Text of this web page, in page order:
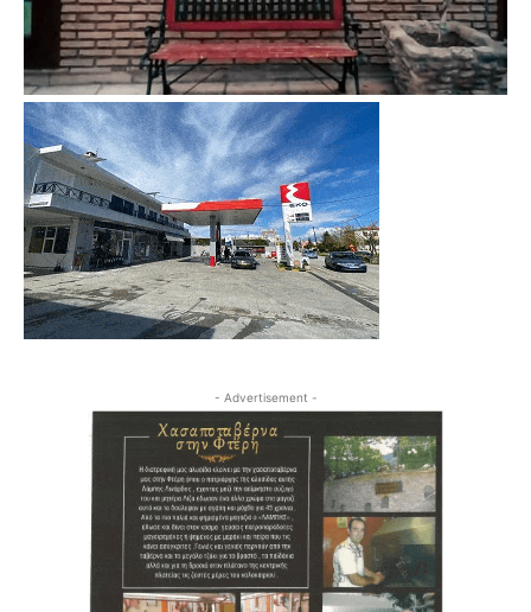
- Advertisement -